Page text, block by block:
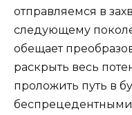
отправляемся в
следующему
обещает
раскрыть весь
проложить путь в